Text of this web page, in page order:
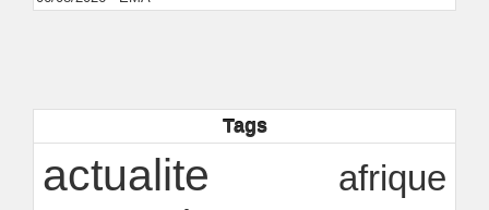
Industrialisation verte au Sénégal : comment
transparence locale, impact national
Ndakhté M. GAYE
Rapport Bceao 2025 : résilience, transition et
innovation
24/07/2026 -Ndakhté M. GAYE
Tags
actualite afrique